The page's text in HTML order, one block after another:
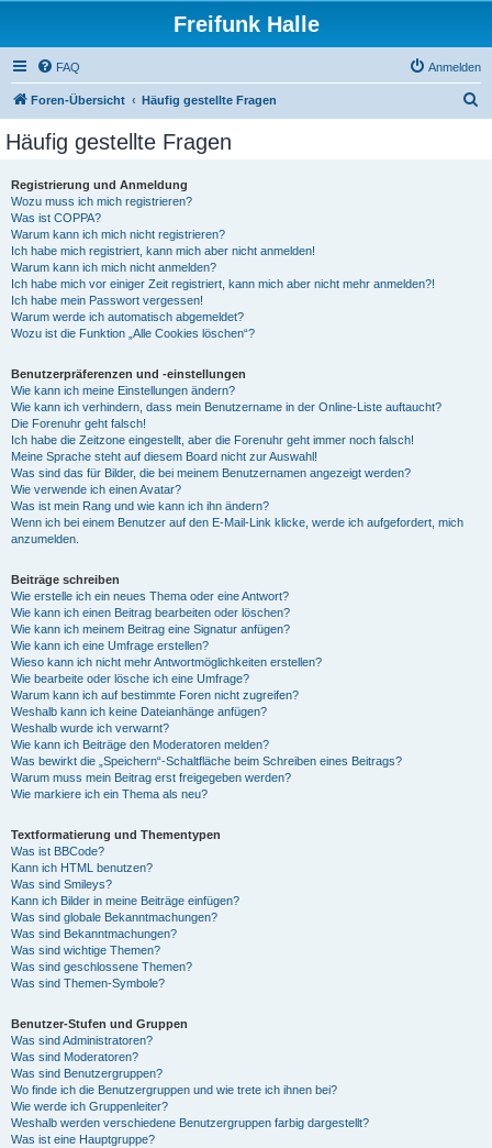
Freifunk Halle
FAQ Anmelden
Foren-Übersicht Häufig gestellte Fragen
Häufig gestellte Fragen
Registrierung und Anmeldung
Wozu muss ich mich registrieren?
Was ist COPPA?
Warum kann ich mich nicht registrieren?
Ich habe mich registriert, kann mich aber nicht anmelden!
Warum kann ich mich nicht anmelden?
Ich habe mich vor einiger Zeit registriert, kann mich aber nicht mehr anmelden?!
Ich habe mein Passwort vergessen!
Warum werde ich automatisch abgemeldet?
Wozu ist die Funktion „Alle Cookies löschen“?
Benutzerpräferenzen und -einstellungen
Wie kann ich meine Einstellungen ändern?
Wie kann ich verhindern, dass mein Benutzername in der Online-Liste auftaucht?
Die Forenuhr geht falsch!
Ich habe die Zeitzone eingestellt, aber die Forenuhr geht immer noch falsch!
Meine Sprache steht auf diesem Board nicht zur Auswahl!
Was sind das für Bilder, die bei meinem Benutzernamen angezeigt werden?
Wie verwende ich einen Avatar?
Was ist mein Rang und wie kann ich ihn ändern?
Wenn ich bei einem Benutzer auf den E-Mail-Link klicke, werde ich aufgefordert, mich
anzumelden.
Beiträge schreiben
Wie erstelle ich ein neues Thema oder eine Antwort?
Wie kann ich einen Beitrag bearbeiten oder löschen?
Wie kann ich meinem Beitrag eine Signatur anfügen?
Wie kann ich eine Umfrage erstellen?
Wieso kann ich nicht mehr Antwortmöglichkeiten erstellen?
Wie bearbeite oder lösche ich eine Umfrage?
Warum kann ich auf bestimmte Foren nicht zugreifen?
Weshalb kann ich keine Dateianhänge anfügen?
Weshalb wurde ich verwarnt?
Wie kann ich Beiträge den Moderatoren melden?
Was bewirkt die „Speichern“-Schaltfläche beim Schreiben eines Beitrags?
Warum muss mein Beitrag erst freigegeben werden?
Wie markiere ich ein Thema als neu?
Textformatierung und Thementypen
Was ist BBCode?
Kann ich HTML benutzen?
Was sind Smileys?
Kann ich Bilder in meine Beiträge einfügen?
Was sind globale Bekanntmachungen?
Was sind Bekanntmachungen?
Was sind wichtige Themen?
Was sind geschlossene Themen?
Was sind Themen-Symbole?
Benutzer-Stufen und Gruppen
Was sind Administratoren?
Was sind Moderatoren?
Was sind Benutzergruppen?
Wo finde ich die Benutzergruppen und wie trete ich ihnen bei?
Wie werde ich Gruppenleiter?
Weshalb werden verschiedene Benutzergruppen farbig dargestellt?
Was ist eine Hauptgruppe?